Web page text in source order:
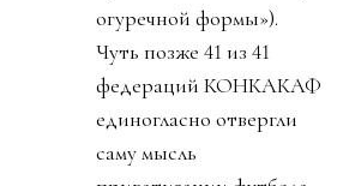
огуречной формы»).
Чуть позже 41 из 41
федераций КОНКАКАФ
единогласно отвергли
саму мысль